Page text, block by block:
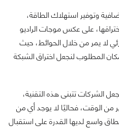
وتوفير استهلاك الطاقة،
على عكس موجات الراديو
لا يمر من خلال الحوائط، حيث
المطلوب لنجعل اختراق الشبكة
الشركات تتبنى هذه التقنية،
من الوقت، فحاليًا لا يوجد أي من
واسع لديها القدرة على استقبال